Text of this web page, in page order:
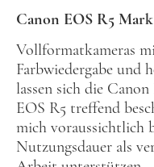
Canon EOS R5
Vollformatkameras
Farbwiedergabe und
lassen sich die
EOS R5 treffend
mich voraussichtlich
Nutzungsdauer als